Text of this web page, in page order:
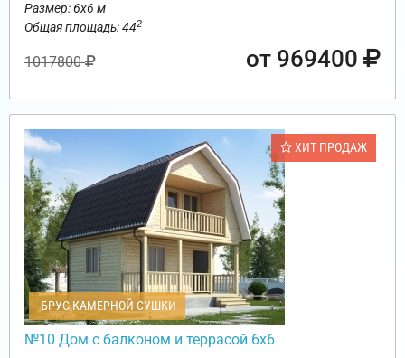
Размер: 6х6 м
Общая площадь: 442
1017800 от 969400
ХИТ ПРОДАЖ
БРУС КАМЕРНОЙ СУШКИ
№10 Дом с балконом и террасой 6х6